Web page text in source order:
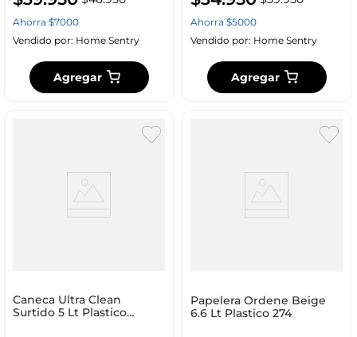
Ahorra $7000
Vendido por: Home Sentry
Agregar
Ahorra $5000
Vendido por: Home Sentry
Agregar
Caneca Ultra Clean
Surtido 5 Lt Plastico
Papelera Ordene Beige
6.6 Lt Plastico 274